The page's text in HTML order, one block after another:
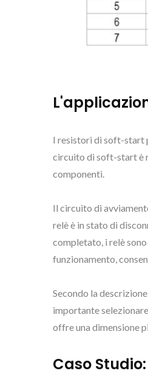
I resistori di soft-start
circuito di soft-start è
componenti.
Il circuito di
relè è in stato di
completato, i relè
funzionamento,
Secondo la
importante
offre una dimensione
Caso